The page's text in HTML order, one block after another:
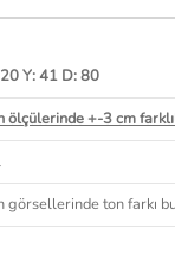
Y: 41 D: 80
ölçülerinde +-3 cm
görsellerinde ton farkı